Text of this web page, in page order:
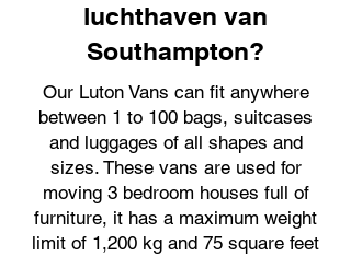
luchthaven van
Southampton?
Our Luton Vans can fit anywhere
between 1 to 100 bags, suitcases
and luggages of all shapes and
sizes. These vans are used for
moving 3 bedroom houses full of
furniture, it has a maximum weight
limit of 1,200 kg and 75 square feet